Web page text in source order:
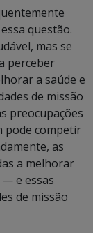
questão.
mas se
perceber
a saúde e
de missão
preocupações
pode competir
as
a melhorar
e essas
de missão